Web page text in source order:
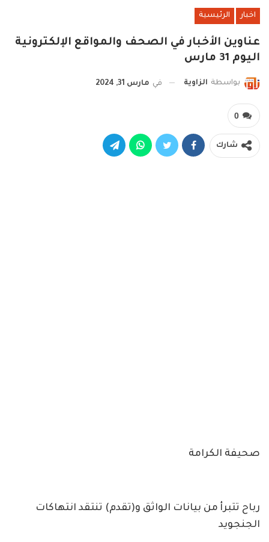
اخبار الرئيسية
عناوين الأخبار في الصحف والمواقع الإلكترونية
اليوم 31 مارس
بواسطة الزاوية في مارس 31, 2024
0
شارك
صحيفة الكرامة
رباح تتبرأ من بيانات الواثق و(تقدم) تنتقد انتهاكات
الجنجويد